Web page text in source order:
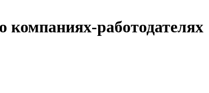
компаниях-работодателях